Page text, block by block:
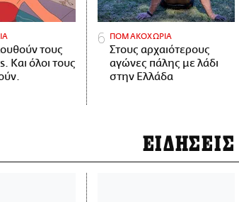
τους
Και όλοι τους
ΠΟΜΑΚΟΧΩΡΙΑ
Στους αρχαιότερους
αγώνες πάλης με λάδι
στην Ελλάδα
ΕΙΔΗΣΕΙΣ